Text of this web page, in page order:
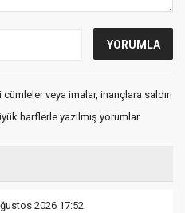
veya imalar, inançlara saldırı
harflerle yazılmış yorumlar
2026 17:52